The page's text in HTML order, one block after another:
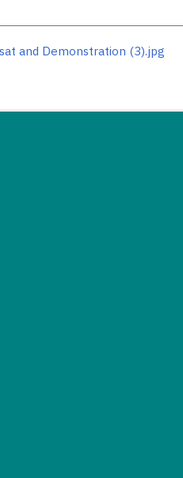
and Demonstration (3).jpg